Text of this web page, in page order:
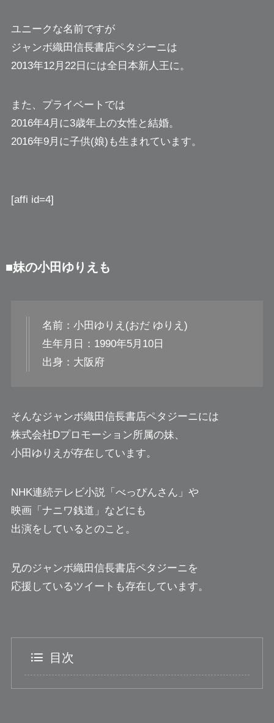
ユニークな名前ですが
ジャンボ織田信長書店ペタジーニは
2013年12月22日には全日本新人王に。
また、プライベートでは
2016年4月に3歳年上の女性と結婚。
2016年9月に子供(娘)も生まれています。
[affi id=4]
■妹の小田ゆりえも
名前：小田ゆりえ(おだ ゆりえ)
生年月日：1990年5月10日
出身：大阪府
そんなジャンボ織田信長書店ペタジーニには
株式会社Dプロモーション所属の妹、
小田ゆりえが存在しています。
NHK連続テレビ小説「べっぴんさん」や
映画「ナニワ銭道」などにも
出演をしているとのこと。
兄のジャンボ織田信長書店ペタジーニを
応援しているツイートも存在しています。
目次